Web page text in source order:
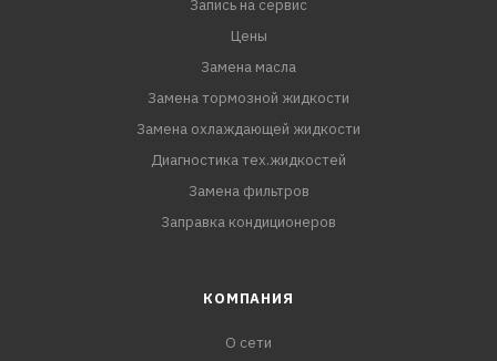
Запись на сервис
Цены
Замена масла
Замена тормозной жидкости
Замена охлаждающей жидкости
Диагностика тех.жидкостей
Замена фильтров
Заправка кондиционеров
КОМПАНИЯ
О сети